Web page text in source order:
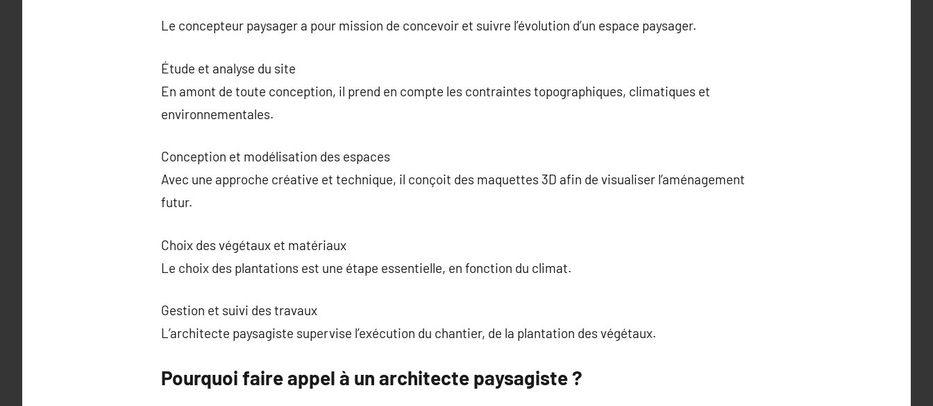
Le concepteur paysager a pour mission de concevoir et suivre l’évolution d’un espace paysager.
Étude et analyse du site
En amont de toute conception, il prend en compte les contraintes topographiques, climatiques et
environnementales.
Conception et modélisation des espaces
Avec une approche créative et technique, il conçoit des maquettes 3D afin de visualiser l’aménagement
futur.
Choix des végétaux et matériaux
Le choix des plantations est une étape essentielle, en fonction du climat.
Gestion et suivi des travaux
L’architecte paysagiste supervise l’exécution du chantier, de la plantation des végétaux.
Pourquoi faire appel à un architecte paysagiste ?